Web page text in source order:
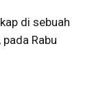
di sebuah
Rabu